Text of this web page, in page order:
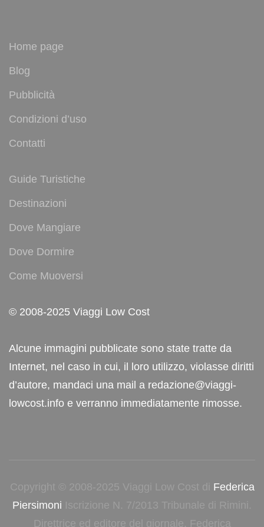
Home page
Blog
Pubblicità
Condizioni d’uso
Contatti
Guide Turistiche
Destinazioni
Dove Mangiare
Dove Dormire
Come Muoversi
© 2008-2025 Viaggi Low Cost
Alcune immagini pubblicate sono state tratte da
Internet, nel caso in cui, il loro utilizzo, violasse diritti
d’autore, mandaci una mail a redazione@viaggi-
lowcost.info e verranno immediatamente rimosse.
Copyright © 2008-2025 Viaggi Low Cost di Federica
Piersimoni Iscrizione N. 7/2013 Tribunale di Rimini.
Direttrice ed editore del giornale, Federica